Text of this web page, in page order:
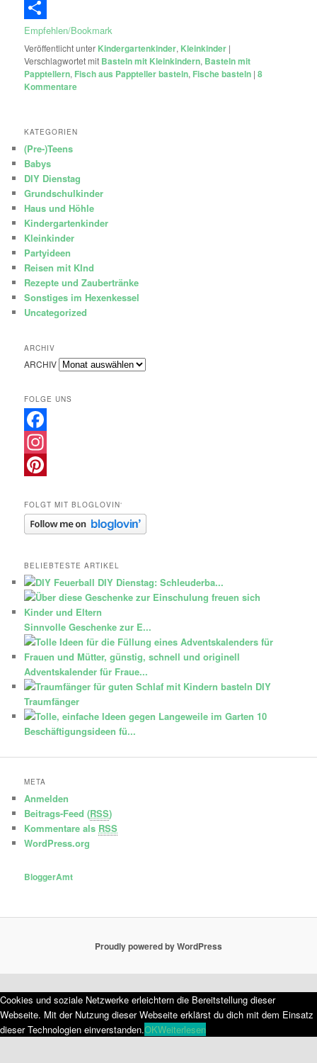
Email
Empfehlen/Bookmark
Veröffentlicht unter Kindergartenkinder, Kleinkinder |
Verschlagwortet mit Basteln mit Kleinkindern, Basteln mit
Papptellern, Fisch aus Pappteller basteln, Fische basteln |8
Kommentare
KATEGORIEN
(Pre-)Teens
Babys
DIY Dienstag
Grundschulkinder
Haus und Höhle
Kindergartenkinder
Kleinkinder
Partyideen
Reisen mit KInd
Rezepte und Zaubertränke
Sonstiges im Hexenkessel
Uncategorized
ARCHIV
ARCHIV
FOLGE UNS
Facebook
Instagram
FOLGT MIT BLOGLOVIN‘
BELIEBTESTE ARTIKEL
DIY Dienstag: Schleuderba...
Sinnvolle Geschenke zur E...
Adventskalender für Fraue...
DIY
Traumfänger
10
Beschäftigungsideen fü...
META
Anmelden
Beitrags-Feed (RSS)
Kommentare als RSS
WordPress.org
BloggerAmt
Proudly powered by WordPress
Cookies und soziale Netzwerke erleichtern die Bereitstellung dieser
Webseite. Mit der Nutzung dieser Webseite erklärst du dich mit dem Einsatz
dieser Technologien einverstanden.OKWeiterlesen